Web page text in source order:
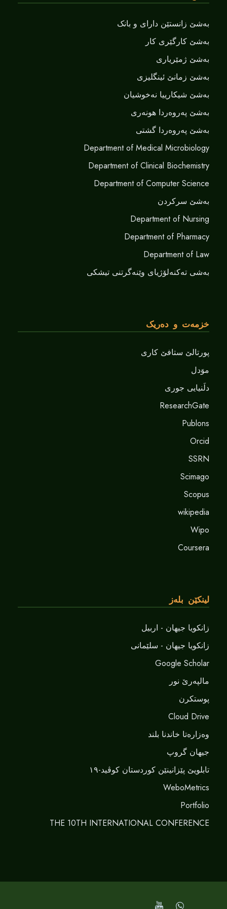
بەشێ زانستێن دارای و بانک
بەشێ کارگێری کار
بەشێ ژمێریاری
بەشێ زمانێ ‌‌ئینگلیزی
بەشێ شیکارییا نەخوشیان
بەشێ پەروەردا هونەری
بەشێ پەروەردا گشتی
Department of Medical Microbiology
Department of Clinical Biochemistry
Department of Computer Science
بەشێ سرکردن
Department of Nursing
Department of Pharmacy
Department of Law
بەشی تەکنەلۆژیای وێنەگرتنی تیشکی
خزمەت و دەریک
پورتالێ ستافێ کاری
موَدل
دلَنيايى جورى
ResearchGate
Publons
Orcid
SSRN
Scimago
Scopus
wikipedia
Wipo
Coursera
لینکێن بلەز
زانکویا جیهان - اربیل
زانکویا جیهان - سلێمانی
Google Scholar
مالپەرێ نور
پوستکرن
Cloud Drive
وەزارەتا خاندنا بلند
جیهان گروپ
تابلویێ پێزانینێن کوردستان کوڤید-١٩
WeboMetrics
Portfolio
THE 10TH INTERNATIONAL CONFERENCE